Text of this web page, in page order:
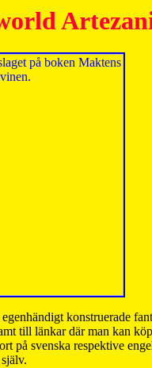
konstruerade
till länkar där man kan
på svenska respektive